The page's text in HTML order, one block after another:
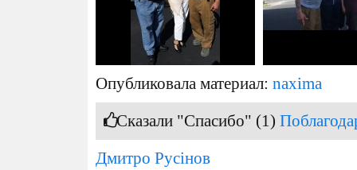
Опубликовала материал: naxima
Сказали "Спасибо" (1)
Дмитро Русінов